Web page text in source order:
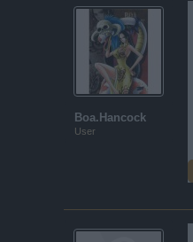
Boa.Hancock
User